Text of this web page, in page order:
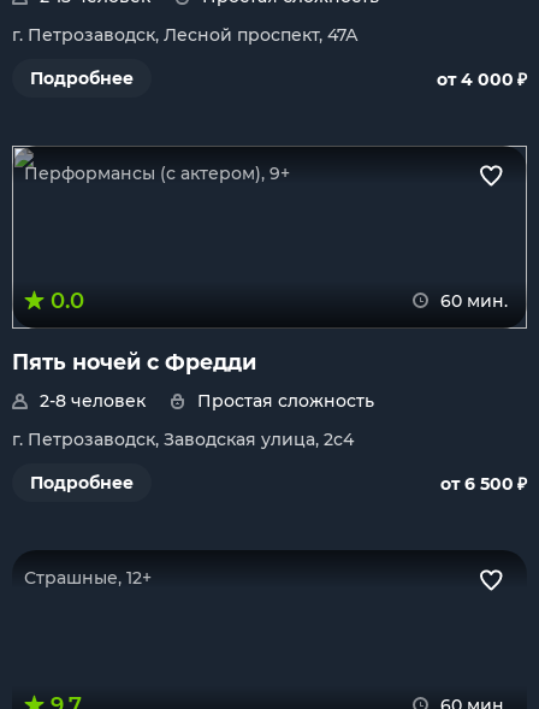
г. Петрозаводск, Лесной проспект, 47А
Подробнее
от 4 000 ₽
Перформансы (с актером), 9+
0.0 60 мин.
Пять ночей с Фредди
2-8 человек
Простая сложность
г. Петрозаводск, Заводская улица, 2с4
Подробнее
от 6 500 ₽
Страшные, 12+